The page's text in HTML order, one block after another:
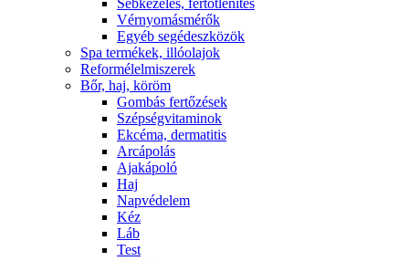
Sebkezelés, fertőtlenítés
Vérnyomásmérők
Egyéb segédeszközök
Spa termékek, illóolajok
Reformélelmiszerek
Bőr, haj, köröm
Gombás fertőzések
Szépségvitaminok
Ekcéma, dermatitis
Arcápolás
Ajakápoló
Haj
Napvédelem
Kéz
Láb
Test